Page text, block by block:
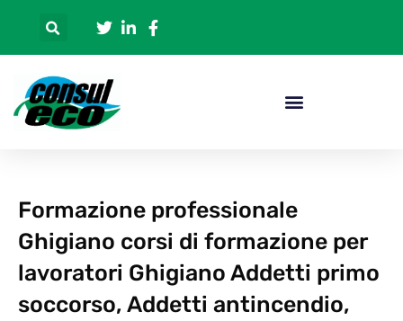
Formazione professionale
Ghigiano corsi di formazione per
lavoratori Ghigiano Addetti primo
soccorso, Addetti antincendio,